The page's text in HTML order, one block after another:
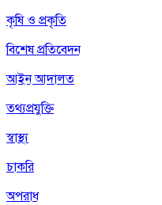
কৃষি ও প্রকৃতি
বিশেষ প্রতিবেদন
আইন আদালত
তথ্যপ্রযুক্তি
স্বাস্থ্য
চাকরি
অপরাধ